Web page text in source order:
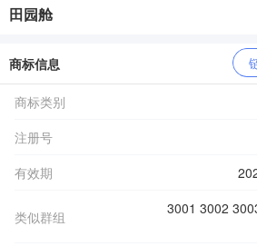
田园舱
商标信息
商标类别
注册号
有效期
类似群组
3001 3002